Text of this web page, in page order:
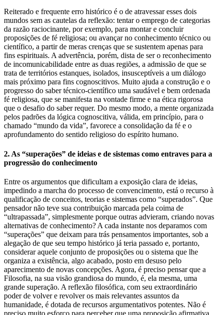
Reiterado e frequente erro histórico é o de atravessar esses dois
mundos sem as cautelas da reflexão: tentar o emprego de categorias
da razão raciocinante, por exemplo, para montar e concluir
proposições de fé religiosa; ou avançar no conhecimento técnico ou
científico, a partir de meras crenças que se sustentem apenas para
fins espirituais. A advertência, porém, dista de ser o reconhecimento
de incomunicabilidade entre as duas regiões, a admissão de que se
trata de territórios estanques, isolados, insusceptíveis a um diálogo
mais próximo para fins cognoscitivos. Muito ajuda a construção e o
progresso do saber técnico-científico uma saudável e bem ordenada
fé religiosa, que se manifesta na vontade firme e na ética rigorosa
que o desafio do saber requer. Do mesmo modo, a mente organizada
pelos padrões da lógica cognoscitiva, válida, em princípio, para o
chamado “mundo da vida”, favorece a consolidação da fé e o
aprofundamento do sentido religioso do espírito humano.
2. As “superações” de ideias e de sistemas como entraves para a
progressão do conhecimento
Entre os argumentos que dificultam a exposição clara de ideias,
impedindo a marcha do processo de convencimento, está o recurso à
qualificação de conceitos, teorias e sistemas como “superados”. Que
pensador não teve sua contribuição marcada pela coima de
“ultrapassada”, simplesmente porque outras advieram, criando novas
alternativas de conhecimento? A cada instante nos deparamos com
“superações” que deixam para trás pensamentos importantes, sob a
alegação de que seu tempo histórico já teria passado e, portanto,
considerar aquele conjunto de proposições ou o sistema que lhe
organiza a existência, algo acabado, posto em desuso pelo
aparecimento de novas concepções. Agora, é preciso pensar que a
Filosofia, na sua visão grandiosa do mundo, é, ela mesma, uma
grande superação. A reflexão filosófica, com seu extraordinário
poder de volver e revolver os mais relevantes assuntos da
humanidade, é dotada de recursos argumentativos potentes. Não é
preciso muito esforço para perceber que uma proposição afirmativa